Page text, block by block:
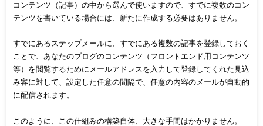
コンテンツ（記事）の中から選んで使いますので、すでに複数のコン
テンツを書いている場合には、新たに作成する必要はありません。
すでにあるステップメールに、すでにある複数の記事を登録しておく
ことで、あなたのブログのコンテンツ（フロントエンド用コンテンツ
等）を閲覧するためにメールアドレスを入力して登録してくれた見込
み客に対して、設定した任意の間隔で、任意の内容のメールが自動的
に配信されます。
このように、この仕組みの構築自体、大きな手間はかかりません。